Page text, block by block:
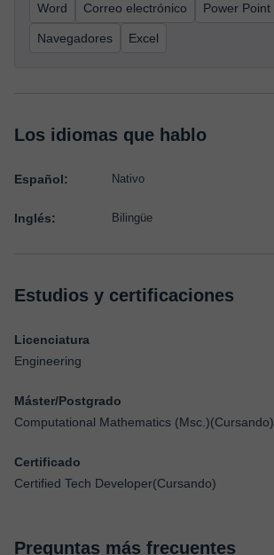
Word Correo electrónico Power Point
Navegadores Excel
Los idiomas que hablo
Español: Nativo
Inglés: Bilingüe
Estudios y certificaciones
Licenciatura
Engineering
Máster/Postgrado
Computational Mathematics (Msc.)(Cursando)
Certificado
Certified Tech Developer(Cursando)
Preguntas más frecuentes